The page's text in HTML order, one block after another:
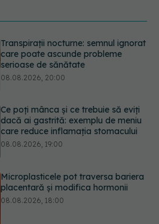
Ce poți mânca și ce trebuie să eviți
dacă ai gastrită: exemplu de meniu
care reduce inflamația stomacului
Microplasticele pot traversa bariera
placentară și modifica hormonii
08.08.2026, 18:00
Trucul genial cu ceai negru pentru
păr. Tot mai multe femei îl adoră